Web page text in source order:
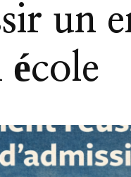
un
école